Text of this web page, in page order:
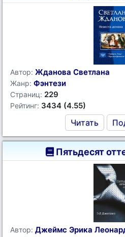
Автор: Жданова Светлана
Жанр: Фэнтези
Страниц: 229
Рейтинг: 3434 (4.55)
Читать
Пятьдесят
Автор: Джеймс Эрика